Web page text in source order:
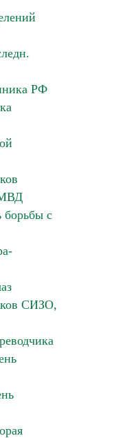
РФ
борьбы с
СИЗО,